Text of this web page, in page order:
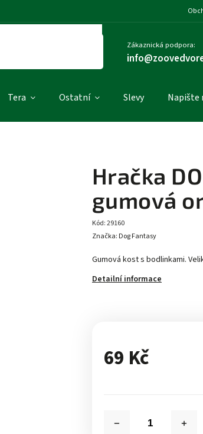
Zákaznická podpora:
Tera Ostatní Slevy Napište
Hračka
gumová
Kód:29160
Gumová kost s bodlinkami.
Detailní informace
Značka: Dog Fantasy
69 Kč